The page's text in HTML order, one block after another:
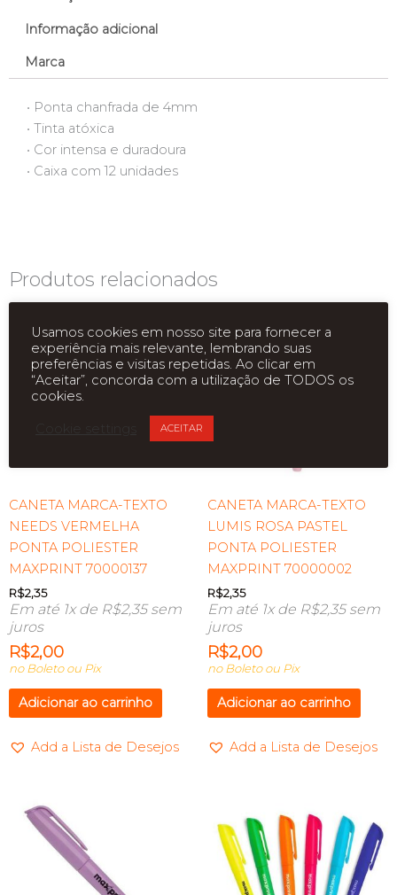
Informação adicional
Marca
• Ponta chanfrada de 4mm
• Tinta atóxica
• Cor intensa e duradoura
• Caixa com 12 unidades
Produtos relacionados
CANETA MARCA-TEXTO
NEEDS VERMELHA
PONTA POLIESTER
MAXPRINT 70000137
R$2,35
Em até 1x de R$2,35sem
juros
R$2,00
no Boleto ou Pix
Adicionar ao carrinho
Add a Lista de Desejos
CANETA MARCA-TEXTO
LUMIS ROSA PASTEL
PONTA POLIESTER
MAXPRINT 70000002
R$2,35
Em até 1x de R$2,35sem
juros
R$2,00
no Boleto ou Pix
Adicionar ao carrinho
Add a Lista de Desejos
Usamos cookies em nosso site para fornecer a
experiência mais relevante, lembrando suas
preferências e visitas repetidas. Ao clicar em
“Aceitar”, concorda com a utilização de TODOS os
cookies.
ACEITAR